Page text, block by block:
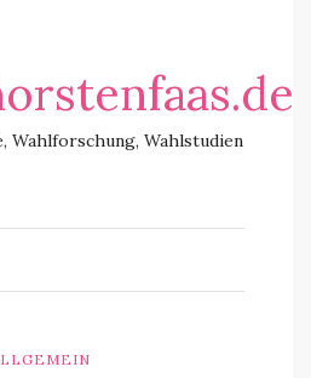
Wahlforschung, Wahlstudien